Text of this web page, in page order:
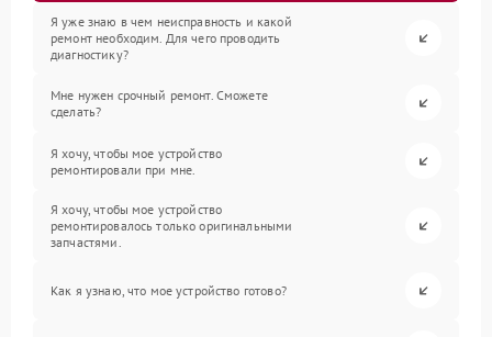
Я уже знаю в чем неисправность и какой
ремонт необходим. Для чего проводить
диагностику?
Мне нужен срочный ремонт. Сможете
сделать?
Я хочу, чтобы мое устройство
ремонтировали при мне.
Я хочу, чтобы мое устройство
ремонтировалось только оригинальными
запчастями.
Как я узнаю, что мое устройство готово?